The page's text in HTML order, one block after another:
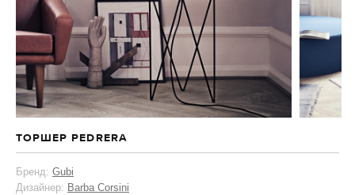
ТОРШЕР PEDRERA
Бренд: Gubi
Дизайнер: Barba Corsini